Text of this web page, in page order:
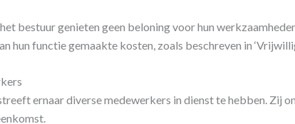
bestuur genieten geen beloning voor hun
hun functie gemaakte kosten, zoals beschreven in
ernaar diverse medewerkers in dienst te hebben. Zij